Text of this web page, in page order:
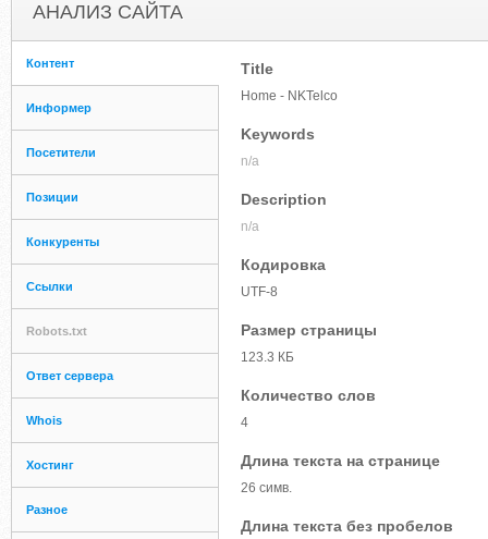
АНАЛИЗ САЙТА
Контент
Информер
Посетители
Позиции
Конкуренты
Ссылки
Robots.txt
Ответ сервера
Whois
Хостинг
Разное
Title
Home - NKTelco
Keywords
n/a
Description
n/a
Кодировка
UTF-8
Размер страницы
123.3 КБ
Количество слов
4
Длина текста на странице
26 симв.
Длина текста без пробелов